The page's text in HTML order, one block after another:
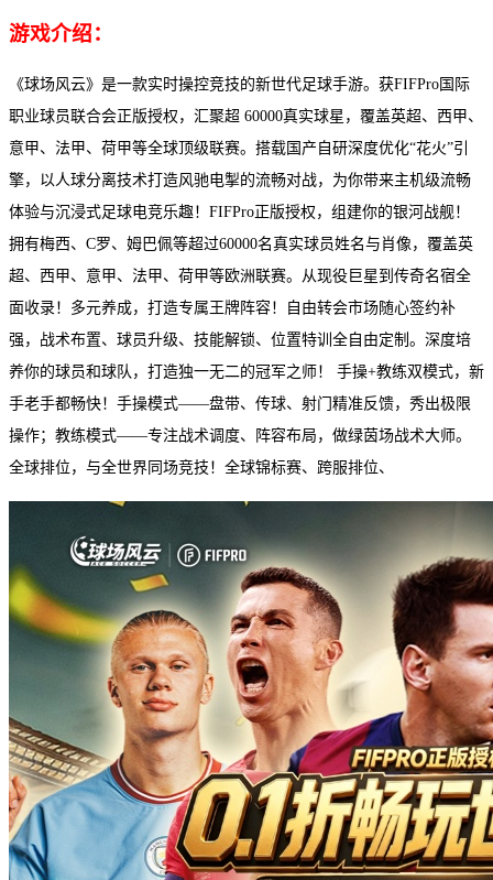
游戏介绍：
《球场风云》是一款实时操控竞技的新世代足球手游。获FIFPro国际
职业球员联合会正版授权，汇聚超 60000真实球星，覆盖英超、西甲、
意甲、法甲、荷甲等全球顶级联赛。搭载国产自研深度优化“花火”引
擎，以人球分离技术打造风驰电掣的流畅对战，为你带来主机级流畅
体验与沉浸式足球电竞乐趣！FIFPro正版授权，组建你的银河战舰！
拥有梅西、C罗、姆巴佩等超过60000名真实球员姓名与肖像，覆盖英
超、西甲、意甲、法甲、荷甲等欧洲联赛。从现役巨星到传奇名宿全
面收录！多元养成，打造专属王牌阵容！自由转会市场随心签约补
强，战术布置、球员升级、技能解锁、位置特训全自由定制。深度培
养你的球员和球队，打造独一无二的冠军之师！ 手操+教练双模式，新
手老手都畅快！手操模式——盘带、传球、射门精准反馈，秀出极限
操作；教练模式——专注战术调度、阵容布局，做绿茵场战术大师。
全球排位，与全世界同场竞技！全球锦标赛、跨服排位、